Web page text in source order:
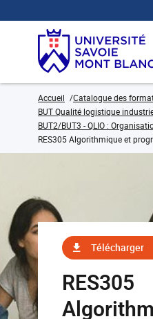
Accueil Catalogue des
BUT Qualité logistique
BUT2/BUT3 - QLIO :
RES305 Algorithmique et
Télécharger
RES305